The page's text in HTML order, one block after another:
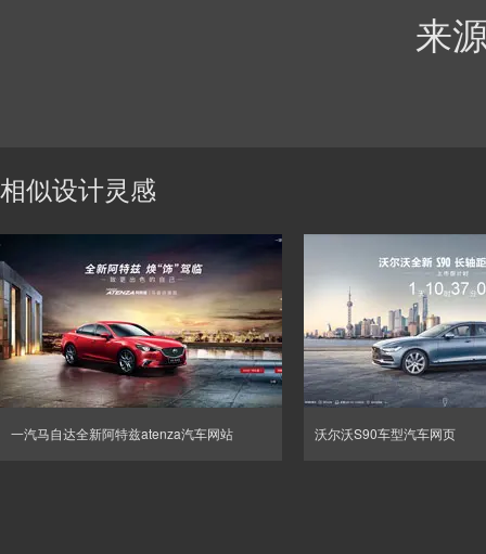
相似设计灵感
一汽马自达全新阿特兹atenza汽车网站 沃尔沃S90车型汽车网页